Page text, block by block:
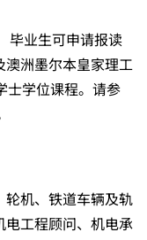
毕业生可申请报读
澳洲墨尔本皇家理工
士学位课程。请参
轮机、铁道车辆及轨
电工程顾问、机电承